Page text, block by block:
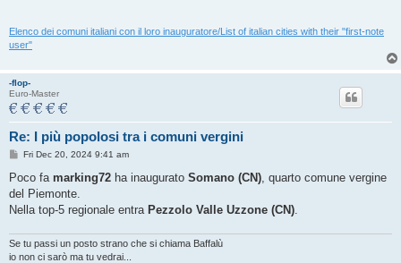
Elenco dei comuni italiani con il loro inauguratore/List of italian cities with their "first-note
user"
-flop-
Euro-Master
Re: I più popolosi tra i comuni vergini
P
s
Fri Dec 20, 2024 9:41 am
Poco fa marking72 ha inaugurato Somano (CN) , quarto comune vergine
del Piemonte.
Nella top-5 regionale entra Pezzolo Valle Uzzone (CN)
Se tu passi un posto strano che si chiama Baffalù
io non ci sarò ma tu vedrai...